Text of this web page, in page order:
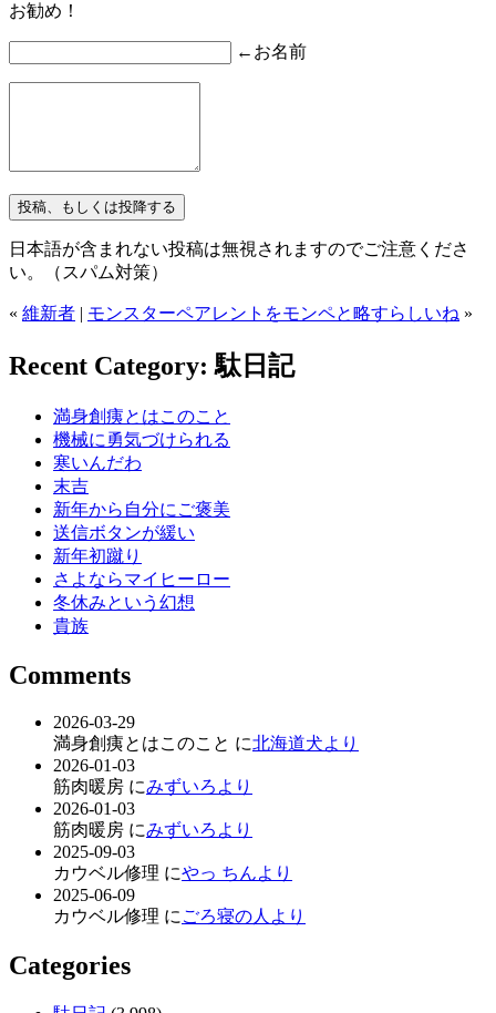
お勧め！
←お名前
日本語が含まれない投稿は無視されますのでご注意くださ
い。（スパム対策）
« 維新者 | モンスターペアレントをモンペと略すらしいね »
Recent Category: 駄日記
満身創痍とはこのこと
機械に勇気づけられる
寒いんだわ
末吉
新年から自分にご褒美
送信ボタンが緩い
新年初蹴り
さよならマイヒーロー
冬休みという幻想
貴族
Comments
2026-03-29
満身創痍とはこのこと に北海道犬より
2026-01-03
筋肉暖房 にみずいろより
2026-01-03
筋肉暖房 にみずいろより
2025-09-03
カウベル修理 にやっ ちんより
2025-06-09
カウベル修理 に ごろ寝の人より
Categories